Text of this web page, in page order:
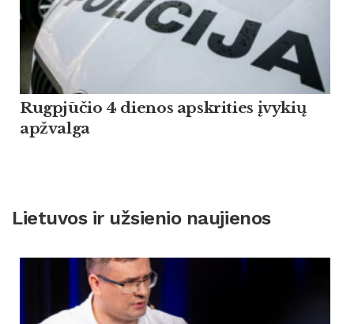
Rugpjūčio 4 dienos apskrities įvykių
apžvalga
Lietuvos ir užsienio naujienos